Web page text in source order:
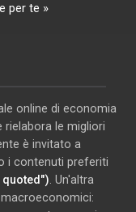
per te »
online di economia
rielabora le migliori
è invitato a
i contenuti preferiti
quoted") . Un'altra